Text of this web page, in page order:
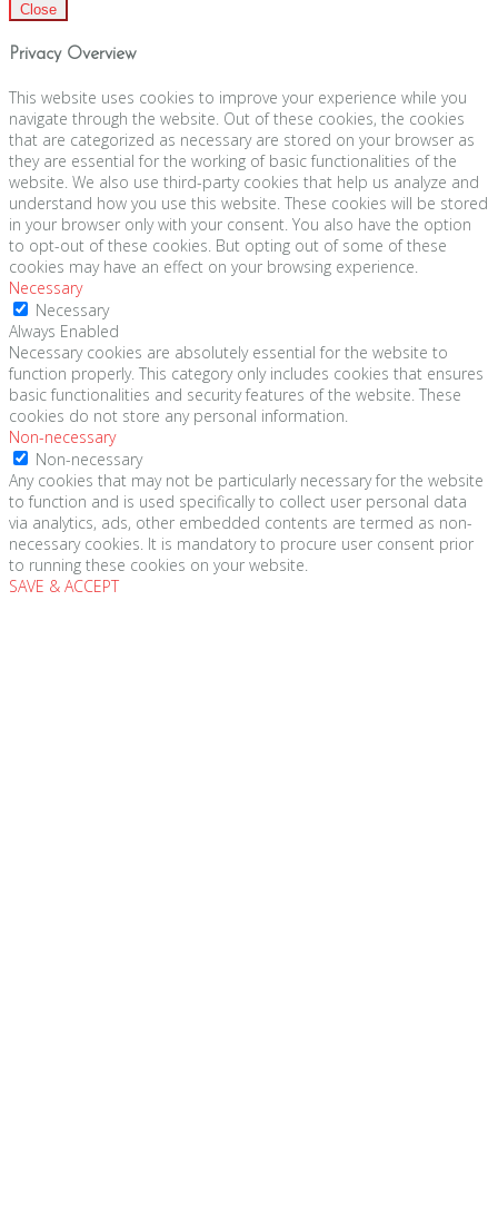
Close
Privacy Overview
This website uses cookies to improve your experience while you
navigate through the website. Out of these cookies, the cookies
that are categorized as necessary are stored on your browser as
they are essential for the working of basic functionalities of the
website. We also use third-party cookies that help us analyze and
understand how you use this website. These cookies will be stored
in your browser only with your consent. You also have the option
to opt-out of these cookies. But opting out of some of these
cookies may have an effect on your browsing experience.
Necessary
Necessary
Always Enabled
Necessary cookies are absolutely essential for the website to
function properly. This category only includes cookies that ensures
basic functionalities and security features of the website. These
cookies do not store any personal information.
Non-necessary
Non-necessary
Any cookies that may not be particularly necessary for the website
to function and is used specifically to collect user personal data
via analytics, ads, other embedded contents are termed as non-
necessary cookies. It is mandatory to procure user consent prior
to running these cookies on your website.
SAVE & ACCEPT